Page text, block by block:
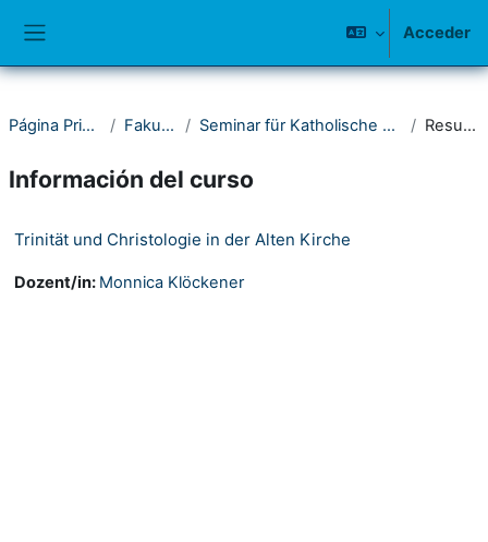
Acceder
Página Principal Fakultät I Seminar für Katholische Theologie Resumen
Información del curso
Trinität und Christologie in der Alten Kirche
Dozent/in: Monnica Klöckener